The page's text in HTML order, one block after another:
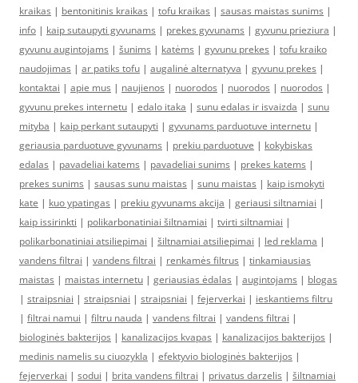
kraikas | bentonitinis kraikas | tofu kraikas | sausas maistas sunims |
info | kaip sutaupyti gyvunams | prekes gyvunams | gyvunu prieziura |
gyvunu augintojams | šunims | katėms | gyvunu prekes | tofu kraiko
naudojimas | ar patiks tofu | augalinė alternatyva | gyvunu prekes |
kontaktai | apie mus | naujienos | nuorodos | nuorodos | nuorodos |
gyvunu prekes internetu | edalo itaka | sunu edalas ir isvaizda | sunu
mityba | kaip perkant sutaupyti | gyvunams parduotuve internetu |
geriausia parduotuve gyvunams | prekiu parduotuve | kokybiskas
edalas | pavadeliai katems | pavadeliai sunims | prekes katems |
prekes sunims | sausas sunu maistas | sunu maistas | kaip ismokyti
kate | kuo ypatingas | prekiu gyvunams akcija | geriausi siltnamiai |
kaip issirinkti | polikarbonatiniai šiltnamiai | tvirti siltnamiai |
polikarbonatiniai atsiliepimai | šiltnamiai atsiliepimai | led reklama |
vandens filtrai | vandens filtrai | renkamės filtrus | tinkamiausias
maistas | maistas internetu | geriausias ėdalas | augintojams | blogas
| straipsniai | straipsniai | straipsniai | fejerverkai | ieskantiems filtru
| filtrai namui | filtru nauda | vandens filtrai | vandens filtrai |
biologinės bakterijos | kanalizacijos kvapas | kanalizacijos bakterijos |
medinis namelis su ciuozykla | efektyvio biologinės bakterijos |
fejerverkai | sodui | brita vandens filtrai | privatus darzelis | šiltnamiai